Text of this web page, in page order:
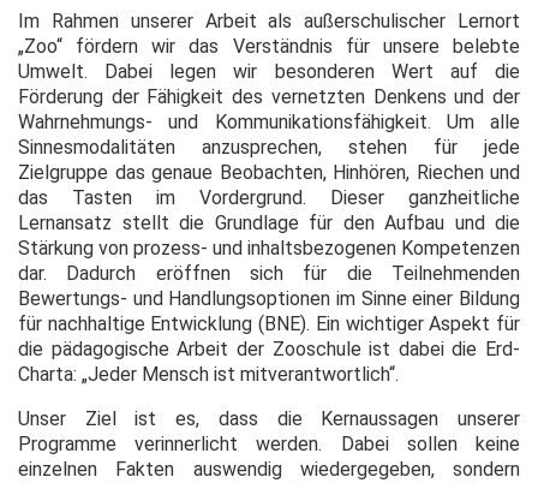
Im Rahmen unserer Arbeit als außerschulischer Lernort
„Zoo“ fördern wir das Verständnis für unsere belebte
Umwelt. Dabei legen wir besonderen Wert auf die
Förderung der Fähigkeit des vernetzten Denkens und der
Wahrnehmungs- und Kommunikationsfähigkeit. Um alle
Sinnesmodalitäten anzusprechen, stehen für jede
Zielgruppe das genaue Beobachten, Hinhören, Riechen und
das Tasten im Vordergrund. Dieser ganzheitliche
Lernansatz stellt die Grundlage für den Aufbau und die
Stärkung von prozess- und inhaltsbezogenen Kompetenzen
dar. Dadurch eröffnen sich für die Teil­nehmenden
Bewertungs- und Handlungsoptionen im Sinne einer Bildung
für nachhaltige Entwicklung (BNE). Ein wichtiger Aspekt für
die pädagogische Arbeit der Zooschule ist dabei die Erd-
Charta: „Jeder Mensch ist mitverantwortlich“.
Unser Ziel ist es, dass die Kernaussagen unserer
Programme ver­innerlicht werden. Dabei sollen keine
einzelnen Fakten auswendig wiedergegeben, sondern